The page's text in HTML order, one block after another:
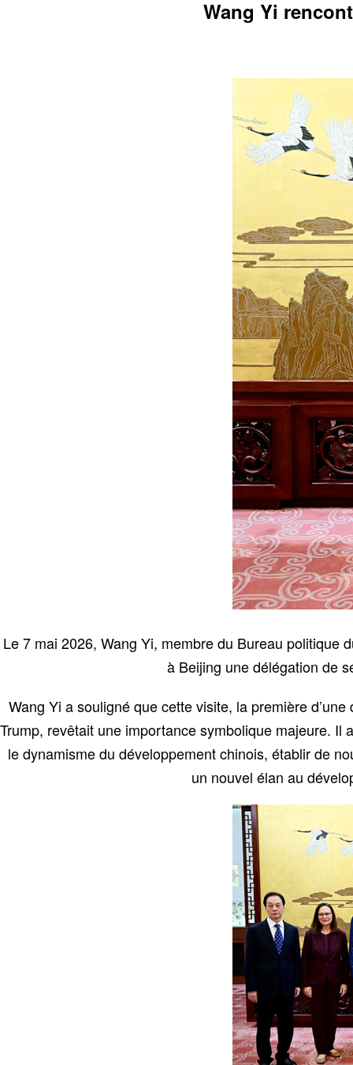
Wang Yi
Le 7 mai 2026, Wang Yi, membre du Bureau politique
à Beijing une délégation de
Wang Yi a souligné que cette visite, la première
Trump, revêtait une importance symbolique majeure. Il
le dynamisme du développement chinois, établir de
un nouvel élan au